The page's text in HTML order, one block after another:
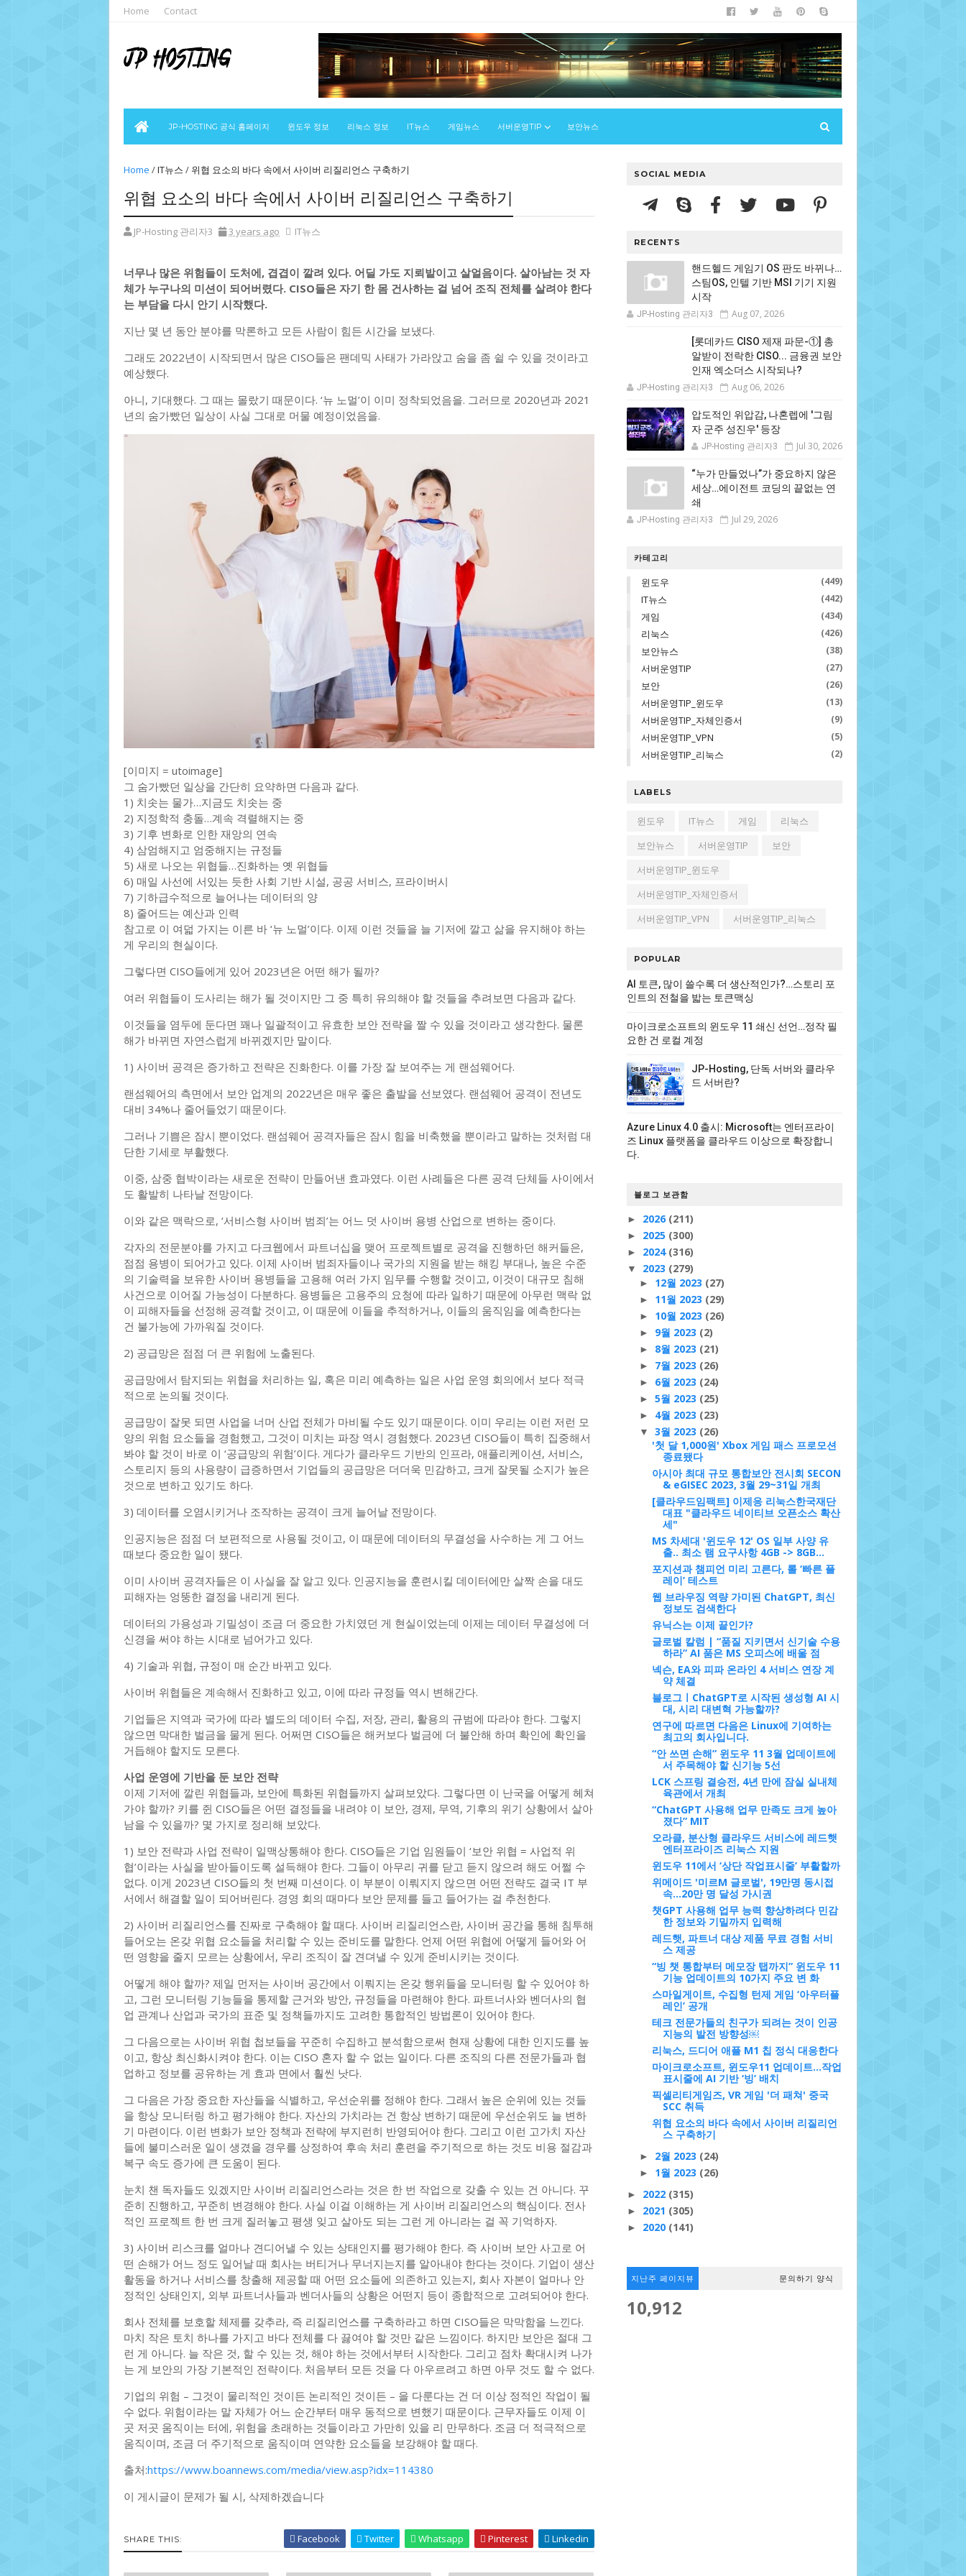
Home Contact
JP-HOSTING 공식 홈페이지 윈도우 정보 리눅스 정보 IT뉴스 게임뉴스 서버운영TIP 보안뉴스
Home /IT뉴스 / 위협 요소의 바다 속에서 사이버 리질리언스 구축하기
위협 요소의 바다 속에서 사이버 리질리언스 구축하기
JP-Hosting 관리자3 3 years ago IT뉴스
너무나 많은 위험들이 도처에, 겹겹이 깔려 있다. 어딜 가도 지뢰밭이고 살얼음이다. 살아남는 것 자
체가 누구나의 미션이 되어버렸다. CISO들은 자기 한 몸 건사하는 걸 넘어 조직 전체를 살려야 한다
는 부담을 다시 안기 시작했다.
지난 몇 년 동안 분야를 막론하고 모든 사람이 힘든 시간을 보냈다.
그래도 2022년이 시작되면서 많은 CISO들은 팬데믹 사태가 가라앉고 숨을 좀 쉴 수 있을 것이라고
예상했다.
아니, 기대했다. 그 때는 몰랐기 때문이다. ‘뉴 노멀’이 이미 정착되었음을. 그러므로 2020년과 2021
년의 숨가빴던 일상이 사실 그대로 머물 예정이었음을.
[이미지 = utoimage]
그 숨가빴던 일상을 간단히 요약하면 다음과 같다.
1) 치솟는 물가…지금도 치솟는 중
2) 지정학적 충돌…계속 격렬해지는 중
3) 기후 변화로 인한 재앙의 연속
4) 삼엄해지고 엄중해지는 규정들
5) 새로 나오는 위협들…진화하는 옛 위협들
6) 매일 사선에 서있는 듯한 사회 기반 시설, 공공 서비스, 프라이버시
7) 기하급수적으로 늘어나는 데이터의 양
8) 줄어드는 예산과 인력
참고로 이 여덟 가지는 이른 바 ‘뉴 노멀’이다. 이제 이런 것들을 늘 기저에 깔고 삶을 유지해야 하는
게 우리의 현실이다.
그렇다면 CISO들에게 있어 2023년은 어떤 해가 될까?
여러 위협들이 도사리는 해가 될 것이지만 그 중 특히 유의해야 할 것들을 추려보면 다음과 같다.
이것들을 염두에 둔다면 꽤나 일괄적이고 유효한 보안 전략을 짤 수 있을 것이라고 생각한다. 물론
해가 바뀌면 자연스럽게 바뀌겠지만 말이다.
1) 사이버 공격은 증가하고 전략은 진화한다. 이를 가장 잘 보여주는 게 랜섬웨어다.
랜섬웨어의 측면에서 보안 업계의 2022년은 매우 좋은 출발을 선보였다. 랜섬웨어 공격이 전년도
대비 34%나 줄어들었기 때문이다.
그러나 기쁨은 잠시 뿐이었다. 랜섬웨어 공격자들은 잠시 힘을 비축했을 뿐이라고 말하는 것처럼 대
단한 기세로 부활했다.
이중, 삼중 협박이라는 새로운 전략이 만들어낸 효과였다. 이런 사례들은 다른 공격 단체들 사이에서
도 활발히 나타날 전망이다.
이와 같은 맥락으로, ‘서비스형 사이버 범죄’는 어느 덧 사이버 용병 산업으로 변하는 중이다.
각자의 전문분야를 가지고 다크웹에서 파트너십을 맺어 프로젝트별로 공격을 진행하던 해커들은,
점점 용병이 되어가고 있다. 이제 사이버 범죄자들이나 국가의 지원을 받는 해킹 부대나, 높은 수준
의 기술력을 보유한 사이버 용병들을 고용해 여러 가지 임무를 수행할 것이고, 이것이 대규모 침해
사건으로 이어질 가능성이 다분하다. 용병들은 고용주의 요청에 따라 일하기 때문에 아무런 맥락 없
이 피해자들을 선정해 공격할 것이고, 이 때문에 이들을 추적하거나, 이들의 움직임을 예측한다는
건 불가능에 가까워질 것이다.
2) 공급망은 점점 더 큰 위험에 노출된다.
공급망에서 탐지되는 위협을 처리하는 일, 혹은 미리 예측하는 일은 사업 운영 회의에서 보다 적극
적으로 논의될 것이다.
공급망이 잘못 되면 사업을 너머 산업 전체가 마비될 수도 있기 때문이다. 이미 우리는 이런 저런 모
양의 위험 요소들을 경험했고, 그것이 미치는 파장 역시 경험했다. 2023년 CISO들이 특히 집중해서
봐야 할 것이 바로 이 ‘공급망의 위험’이다. 게다가 클라우드 기반의 인프라, 애플리케이션, 서비스,
스토리지 등의 사용량이 급증하면서 기업들의 공급망은 더더욱 민감하고, 크게 잘못될 소지가 높은
것으로 변하고 있기도 하다.
3) 데이터를 오염시키거나 조작하는 공격이 크게 늘어날 전망이다.
인공지능은 점점 더 보편적으로 사용될 것이고, 이 때문에 데이터의 무결성을 사수하는 게 그 어느
때보다 중요한 일이 됐다.
이미 사이버 공격자들은 이 사실을 잘 알고 있다. 인공지능을 훈련시킬 데이터에만 살짝 손을 대도
피해자는 엉뚱한 결정을 내리게 된다.
데이터의 가용성과 기밀성이 조금 더 중요한 가치였던 게 현실이었는데 이제는 데이터 무결성에 더
신경을 써야 하는 시대로 넘어가고 있다.
4) 기술과 위협, 규정이 매 순간 바뀌고 있다.
사이버 위협들은 계속해서 진화하고 있고, 이에 따라 규정들 역시 변해간다.
기업들은 지역과 국가에 따라 별도의 데이터 수집, 저장, 관리, 활용의 규범에 따라야 한다. 그렇지
않으면 막대한 벌금을 물게 된다. 어쩌면 CISO들은 해커보다 벌금에 더 불안해 하며 확인에 확인을
거듭해야 할지도 모른다.
사업 운영에 기반을 둔 보안 전략
이제 기저에 깔린 위협들과, 보안에 특화된 위협들까지 살펴보았다. 그렇다면 이 난국을 어떻게 헤쳐
가야 할까? 키를 쥔 CISO들은 어떤 결정들을 내려야 이 보안, 경제, 무역, 기후의 위기 상황에서 살아
남을 수 있을까? 몇 가지로 정리해 보았다.
1) 보안 전략과 사업 전략이 일맥상통해야 한다. CISO들은 기업 임원들이 ‘보안 위협 = 사업적 위
협’이라는 사실을 받아들이도록 설득해야 한다. 그들이 아무리 귀를 닫고 듣지 않으려 해도 어쩔 수
없다. 이게 2023년 CISO들의 첫 번째 미션이다. 이 부분이 이뤄지지 않으면 어떤 전략도 결국 IT 부
서에서 해결할 일이 되어버린다. 경영 회의 때마다 보안 문제를 들고 들어가는 걸 추천한다.
2) 사이버 리질리언스를 진짜로 구축해야 할 때다. 사이버 리질리언스란, 사이버 공간을 통해 침투해
들어오는 온갖 위협 요소들을 처리할 수 있는 준비도를 말한다. 언제 어떤 위협에 어떻게 들어와 어
떤 영향을 줄지 모르는 상황에서, 우리 조직이 잘 견뎌낼 수 있게 준비시키는 것이다.
어떻게 해야 할까? 제일 먼저는 사이버 공간에서 이뤄지는 온갖 행위들을 모니터링 할 수 있어야 하
고, 그런 모니터링 기능들을 통제할 근거와 방안, 규정들을 마련해야 한다. 파트너사와 벤더사의 협
업 관계나 산업과 국가의 표준 및 정책들까지도 고려한 통합적인 방법론이 있어야 한다.
그 다음으로는 사이버 위협 첩보들을 꾸준히 수집하고 분석함으로써 현재 상황에 대한 인지도를 높
이고, 항상 최신화시켜야 한다. 이는 CISO 혼자 할 수 없는 일이다. 다른 조직의 다른 전문가들과 협
업하고 정보를 공유하는 게 효과 면에서 훨씬 낫다.
그 다음은 가장 중요한 자산들을 식별하고, 우선순위를 정해야 한다. 그래서 높은 순위에 있는 것들
을 항상 모니터링 하고 평가해야 한다. 자산의 가치라는 건 항상 변하기 때문에 우선순위도 늘 변하
기 마련이다. 이런 변화가 보안 정책과 전략에 부지런히 반영되어야 한다. 그리고 이런 고가치 자산
들에 불미스러운 일이 생겼을 경우를 상정하여 후속 처리 훈련을 주기적으로 하는 것도 비용 절감과
복구 속도 증가에 큰 도움이 된다.
눈치 챈 독자들도 있겠지만 사이버 리질리언스라는 것은 한 번 작업으로 갖출 수 있는 건 아니다. 꾸
준히 진행하고, 꾸준히 변경해야 한다. 사실 이걸 이해하는 게 사이버 리질리언스의 핵심이다. 전사
적인 프로젝트 한 번 크게 질러놓고 평생 잊고 살아도 되는 그런 게 아니라는 걸 꼭 기억하자.
3) 사이버 리스크를 얼마나 견디어낼 수 있는 상태인지를 평가해야 한다. 즉 사이버 보안 사고로 어
떤 손해가 어느 정도 일어날 때 회사는 버티거나 무너지는지를 알아내야 한다는 것이다. 기업이 생산
활동을 하거나 서비스를 창출해 제공할 때 어떤 요소들에 의존하고 있는지, 회사 자본이 얼마나 안
정적인 상태인지, 외부 파트너사들과 벤더사들의 상황은 어떤지 등이 종합적으로 고려되어야 한다.
회사 전체를 보호할 체제를 갖추라, 즉 리질리언스를 구축하라고 하면 CISO들은 막막함을 느낀다.
마치 작은 토치 하나를 가지고 바다 전체를 다 끓여야 할 것만 같은 느낌이다. 하지만 보안은 절대 그
런 게 아니다. 늘 작은 것, 할 수 있는 것, 해야 하는 것에서부터 시작한다. 그리고 점차 확대시켜 나가
는 게 보안의 가장 기본적인 전략이다. 처음부터 모든 것을 다 아우르려고 하면 아무 것도 할 수 없다.
기업의 위험 – 그것이 물리적인 것이든 논리적인 것이든 – 을 다룬다는 건 더 이상 정적인 작업이 될
수 없다. 위험이라는 말 자체가 어느 순간부터 매우 동적으로 변했기 때문이다. 근무자들도 이제 이
곳 저곳 움직이는 터에, 위험을 초래하는 것들이라고 가만히 있을 리 만무하다. 조금 더 적극적으로
움직이며, 조금 더 주기적으로 움직이며 연약한 요소들을 보강해야 할 때다.
출처:https://www.boannews.com/media/view.asp?idx=114380
이 게시글이 문제가 될 시, 삭제하겠습니다
SHARE THIS: Facebook Twitter Whatsapp Pinterest Linkedin
SOCIAL MEDIA
RECENTS
핸드헬드 게임기 OS 판도 바뀌나…
스팀OS, 인텔 기반 MSI 기기 지원
시작
JP-Hosting 관리자3 Aug 07, 2026
[롯데카드 CISO 제재 파문-①] 총
알받이 전락한 CISO... 금융권 보안
인재 엑소더스 시작되나?
JP-Hosting 관리자3 Aug 06, 2026
압도적인 위압감, 나혼렙에 '그림
자 군주 성진우' 등장
JP-Hosting 관리자3 Jul 30, 2026
“누가 만들었나”가 중요하지 않은
세상…에이전트 코딩의 끝없는 연
쇄
JP-Hosting 관리자3 Jul 29, 2026
카테고리
윈도우 (449)
IT뉴스 (442)
게임 (434)
리눅스 (426)
보안뉴스 (38)
서버운영TIP (27)
보안 (26)
서버운영TIP_윈도우 (13)
서버운영TIP_자체인증서 (9)
서버운영TIP_VPN (5)
서버운영TIP_리눅스 (2)
LABELS
윈도우 IT뉴스 게임
리눅스
보안뉴스
서버운영TIP
보안
서버운영TIP_윈도우
서버운영TIP_자체인증서
서버운영TIP_VPN
서버운영TIP_리눅스
POPULAR
AI 토큰, 많이 쓸수록 더 생산적인가?…스토리 포
인트의 전철을 밟는 토큰맥싱
마이크로소프트의 윈도우 11 쇄신 선언…정작 필
요한 건 로컬 계정
JP-Hosting, 단독 서버와 클라우
드 서버란?
Azure Linux 4.0 출시: Microsoft는 엔터프라이
즈 Linux 플랫폼을 클라우드 이상으로 확장합니
다.
블로그 보관함
► 2026 (211)
► 2025 (300)
► 2024 (316)
▼ 2023 (279)
► 12월 2023 (27)
► 11월 2023 (29)
► 10월 2023 (26)
► 9월 2023 (2)
► 8월 2023 (21)
► 7월 2023 (26)
► 6월 2023 (24)
► 5월 2023 (25)
► 4월 2023 (23)
▼ 3월 2023 (26)
'첫 달 1,000원' Xbox 게임 패스 프로모션
종료됐다
아시아 최대 규모 통합보안 전시회 SECON
& eGISEC 2023, 3월 29~31일 개최
[클라우드임팩트] 이제응 리눅스한국재단
대표 "클라우드 네이티브 오픈소스 확산
세"
MS 차세대 '윈도우 12' OS 일부 사양 유
출.. 최소 램 요구사항 4GB -> 8GB...
포지션과 챔피언 미리 고른다, 롤 ‘빠른 플
레이’ 테스트
웹 브라우징 역량 가미된 ChatGPT, 최신
정보도 검색한다
유닉스는 이제 끝인가?
글로벌 칼럼 | “품질 지키면서 신기술 수용
하라” AI 품은 MS 오피스에 배울 점
넥슨, EA와 피파 온라인 4 서비스 연장 계
약 체결
블로그ㅣChatGPT로 시작된 생성형 AI 시
대, 시리 대변혁 가능할까?
연구에 따르면 다음은 Linux에 기여하는
최고의 회사입니다.
“안 쓰면 손해” 윈도우 11 3월 업데이트에
서 주목해야 할 신기능 5선
LCK 스프링 결승전, 4년 만에 잠실 실내체
육관에서 개최
“ChatGPT 사용해 업무 만족도 크게 높아
졌다” MIT
오라클, 분산형 클라우드 서비스에 레드햇
엔터프라이즈 리눅스 지원
윈도우 11에서 ‘상단 작업표시줄’ 부활할까
위메이드 '미르M 글로벌', 19만명 동시접
속…20만 명 달성 가시권
챗GPT 사용해 업무 능력 향상하려다 민감
한 정보와 기밀까지 입력해
레드햇, 파트너 대상 제품 무료 경험 서비
스 제공
“빙 챗 통합부터 메모장 탭까지” 윈도우 11
기능 업데이트의 10가지 주요 변 화
스마일게이트, 수집형 턴제 게임 ‘아우터플
레인’ 공개
테크 전문가들의 친구가 되려는 것이 인공
지능의 발전 방향성￼
리눅스, 드디어 애플 M1 칩 정식 대응한다
마이크로소프트, 윈도우11 업데이트…작업
표시줄에 AI 기반 ‘빙’ 배치
픽셀리티게임즈, VR 게임 '더 패쳐' 중국
SCC 취득
위협 요소의 바다 속에서 사이버 리질리언
스 구축하기
► 2월 2023 (24)
► 1월 2023 (26)
► 2022 (315)
► 2021 (305)
► 2020 (141)
지난주 페이지뷰 문의하기 양식
10,912